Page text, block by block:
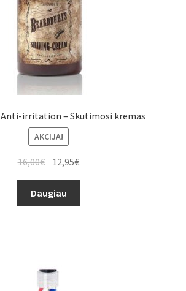
Anti-irritation – Skutimosi kremas
AKCIJA!
16,00€ 12,95€
Daugiau